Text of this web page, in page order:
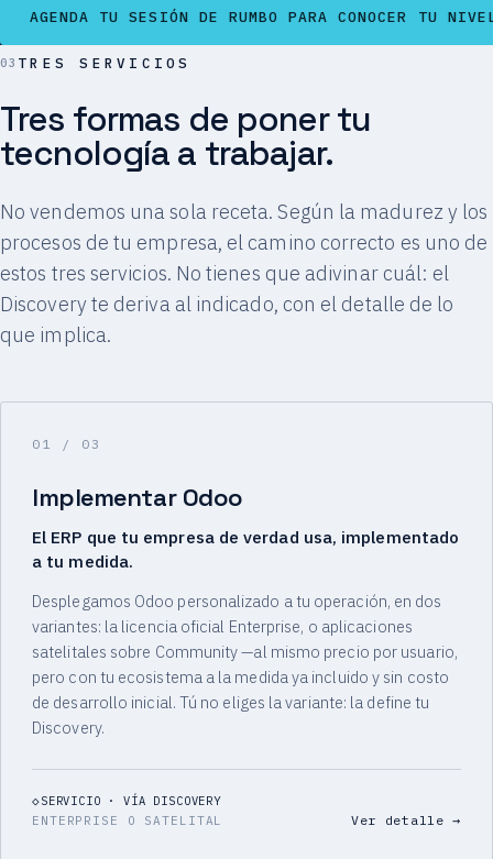
AGENDA TU SESIÓN DE RUMBO PARA CONOCER TU
TRES SERVICIOS
Tres formas de poner tu
tecnología a trabajar.
No vendemos una sola receta. Según la madurez y los
procesos de tu empresa, el camino correcto es uno de
estos tres servicios. No tienes que adivinar cuál: el
Discovery te deriva al indicado, con el detalle de lo
que implica.
01 / 03
Implementar Odoo
El ERP que tu empresa de verdad usa, implementado
a tu medida.
Desplegamos Odoo personalizado a tu operación, en dos
variantes: la licencia oficial Enterprise, o aplicaciones
satelitales sobre Community —al mismo precio por usuario,
pero con tu ecosistema a la medida ya incluido y sin costo
de desarrollo inicial. Tú no eliges la variante: la define tu
Discovery.
SERVICIO · VÍA DISCOVERY
ENTERPRISE O SATELITAL
Ver detalle →